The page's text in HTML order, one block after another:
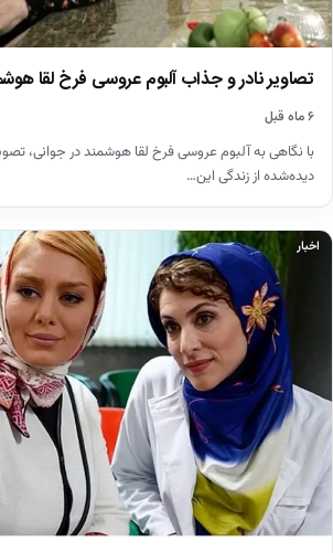
تصاویر نادر و جذاب آلبوم عروسی فرخ لقا
۶ ماه قبل
با نگاهی به آلبوم عروسی فرخ لقا هوشمند در جوانی،
دیده‌شده از زندگی این…
اخبار